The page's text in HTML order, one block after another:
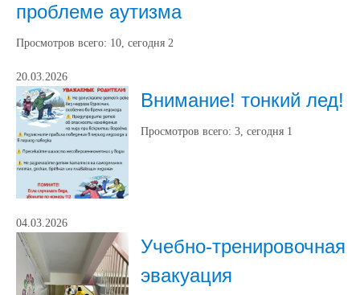
проблеме аутизма
Просмотров всего: 10, сегодня 2
20.03.2026
Внимание! тонкий лед!
Просмотров всего: 3, сегодня 1
04.03.2026
Учебно-тренировочная
эвакуация